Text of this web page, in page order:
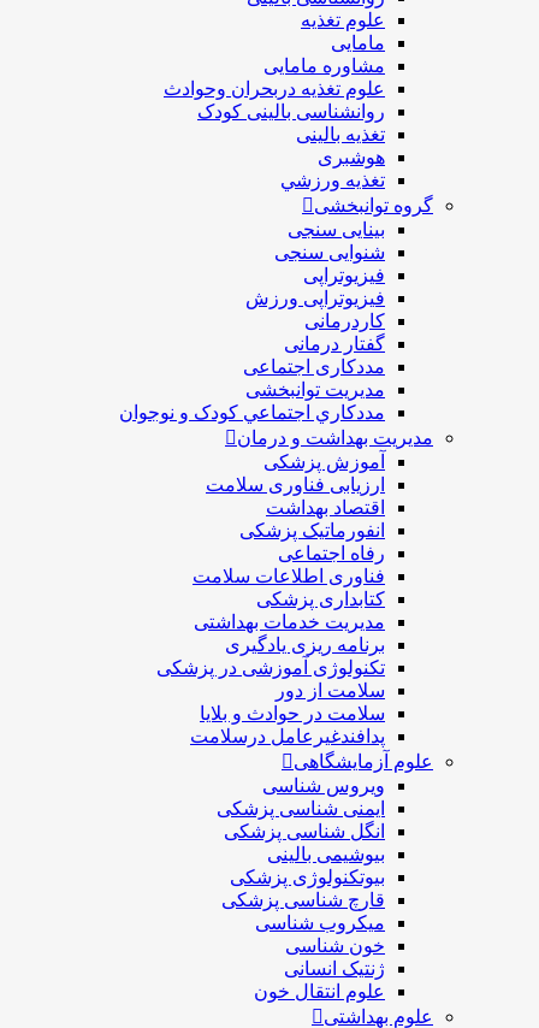
علوم تغذیه
مامایی
مشاوره مامایی
علوم تغذیه دربحران وحوادث
روانشناسی بالینی کودک
تغذیه بالینی
هوشبری
تغذيه ورزشي
گروه توانبخشی
بینایی سنجی
شنوایی سنجی
فیزیوتراپی
فیزیوتراپی ورزش
کاردرمانی
گفتار درمانی
مددکاری اجتماعی
مديريت توانبخشی
مددکاري اجتماعي کودک و نوجوان
مدیریت بهداشت و درمان
آموزش پزشکی
ارزیابی فناوری سلامت
اقتصاد بهداشت
انفورماتیک پزشکی
رفاه اجتماعی
فناوری اطلاعات سلامت
کتابداری پزشکی
مديريت خدمات بهداشتی
برنامه ریزی یادگیری
تکنولوژی آموزشی در پزشکی
سلامت از دور
سلامت در حوادث و بلایا
پدافندغیرعامل درسلامت
علوم آزمایشگاهی
ویروس شناسی
ایمنی شناسی پزشكی
انگل شناسی پزشکی
بیوشیمی بالینی
بیوتکنولوژی پزشکی
قارچ شناسی پزشکی
ميكروب شناسی
خون شناسی
ژنتیک انسانی
علوم انتقال خون
علوم بهداشتی